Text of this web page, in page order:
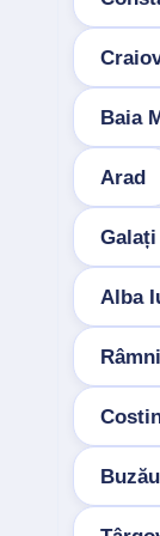
Baia
Arad
Galați
Alba
Buzău